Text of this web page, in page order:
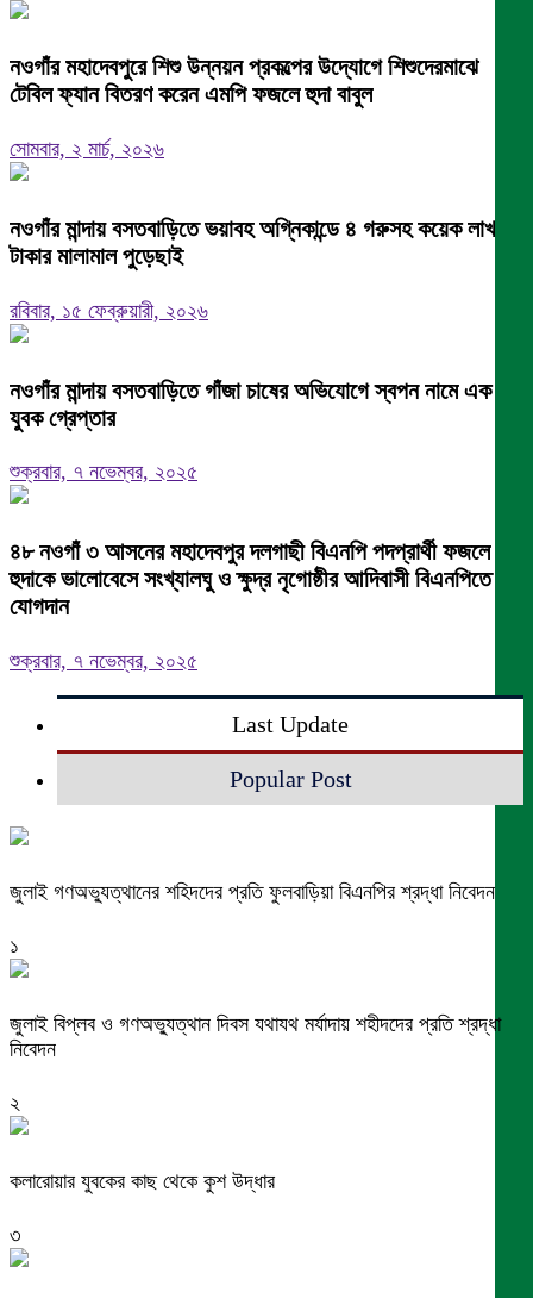
নওগাঁর মহাদেবপুরে শিশু উন্নয়ন প্রকল্পের উদ্যোগে শিশুদেরমাঝে
টেবিল ফ্যান বিতরণ করেন এমপি ফজলে হুদা বাবুল
সোমবার, ২ মার্চ, ২০২৬
নওগাঁর মান্দায় বসতবাড়িতে ভয়াবহ অগ্নিকান্ডে ৪ গরুসহ কয়েক লাখ
টাকার মালামাল পুড়েছাই
রবিবার, ১৫ ফেব্রুয়ারী, ২০২৬
নওগাঁর মান্দায় বসতবাড়িতে গাঁজা চাষের অভিযোগে স্বপন নামে এক
যুবক গ্রেপ্তার
শুক্রবার, ৭ নভেম্বর, ২০২৫
৪৮ নওগাঁ ৩ আসনের মহাদেবপুর দলগাছী বিএনপি পদপ্রার্থী ফজলে
হুদাকে ভালোবেসে সংখ্যালঘু ও ক্ষুদ্র নৃগোষ্ঠীর আদিবাসী বিএনপিতে
যোগদান
শুক্রবার, ৭ নভেম্বর, ২০২৫
Last Update
Popular Post
জুলাই গণঅভ্যুত্থানের শহিদদের প্রতি ফুলবাড়িয়া বিএনপির শ্রদ্ধা নিবেদন
১
জুলাই বিপ্লব ও গণঅভ্যুত্থান দিবস যথাযথ মর্যাদায় শহীদদের প্রতি শ্রদ্ধা
নিবেদন
২
কলারোয়ার যুবকের কাছ থেকে কুশ উদ্ধার
৩